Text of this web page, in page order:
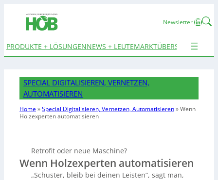
Newsletter
PRODUKTE + LÖSUNGENNEWS + LEUTEMARKTÜBERSICHTEN
SPECIAL DIGITALISIEREN, VERNETZEN,
AUTOMATISIEREN
Home»Special Digitalisieren, Vernetzen, Automatisieren»Wenn
Holzexperten automatisieren
Retrofit oder neue Maschine?
Wenn Holzexperten automatisieren
„Schuster, bleib bei deinen Leisten“, sagt man,